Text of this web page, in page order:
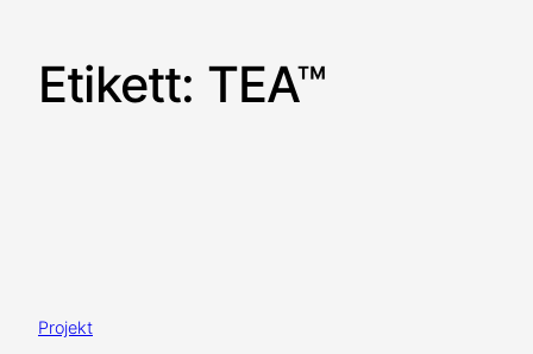
Etikett: TEA™
Projekt